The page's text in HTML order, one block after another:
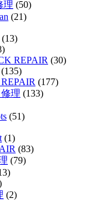
(50)
(21)
(13)
REPAIR (30)
(135)
(177)
理 (133)
(51)
(1)
(83)
(79)
(2)